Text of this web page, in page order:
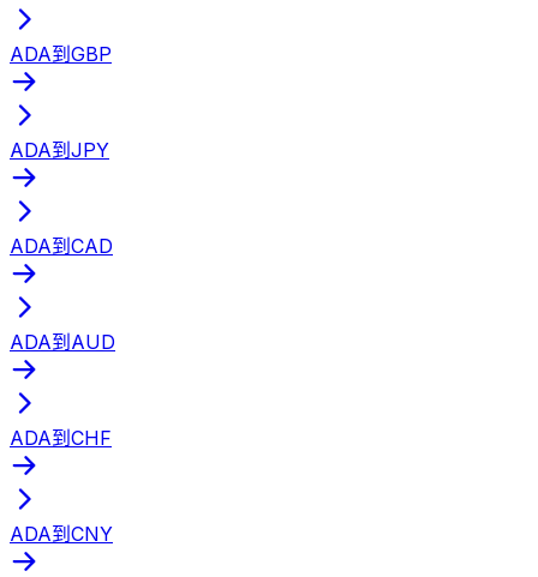
ADA到GBP
ADA到JPY
ADA到CAD
ADA到AUD
ADA到CHF
ADA到CNY